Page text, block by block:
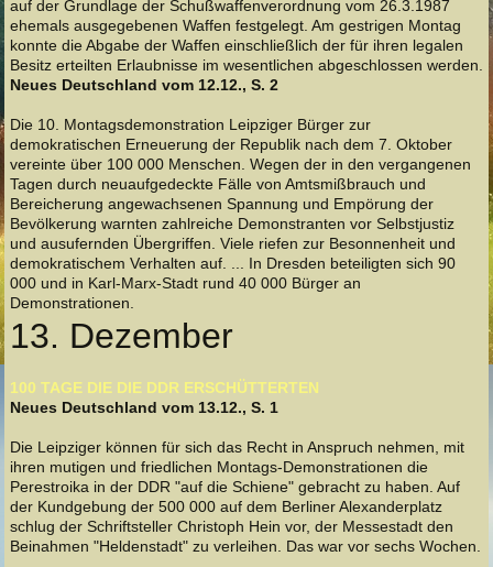
auf der Grundlage der Schußwaffenverordnung vom 26.3.1987
ehemals ausgegebenen Waffen festgelegt. Am gestrigen Montag
konnte die Abgabe der Waffen einschließlich der für ihren legalen
Besitz erteilten Erlaubnisse im wesentlichen abgeschlossen werden.
Neues Deutschland vom 12.12., S. 2
Die 10. Montagsdemonstration Leipziger Bürger zur
demokratischen Erneuerung der Republik nach dem 7. Oktober
vereinte über 100 000 Menschen. Wegen der in den vergangenen
Tagen durch neuaufgedeckte Fälle von Amtsmißbrauch und
Bereicherung angewachsenen Spannung und Empörung der
Bevölkerung warnten zahlreiche Demonstranten vor Selbstjustiz
und ausufernden Übergriffen. Viele riefen zur Besonnenheit und
demokratischem Verhalten auf. ... In Dresden beteiligten sich 90
000 und in Karl-Marx-Stadt rund 40 000 Bürger an
Demonstrationen.
13. Dezember
100 TAGE DIE DIE DDR ERSCHÜTTERTEN
Neues Deutschland vom 13.12., S. 1
Die Leipziger können für sich das Recht in Anspruch nehmen, mit
ihren mutigen und friedlichen Montags-Demonstrationen die
Perestroika in der DDR "auf die Schiene" gebracht zu haben. Auf
der Kundgebung der 500 000 auf dem Berliner Alexanderplatz
schlug der Schriftsteller Christoph Hein vor, der Messestadt den
Beinahmen "Heldenstadt" zu verleihen. Das war vor sechs Wochen.